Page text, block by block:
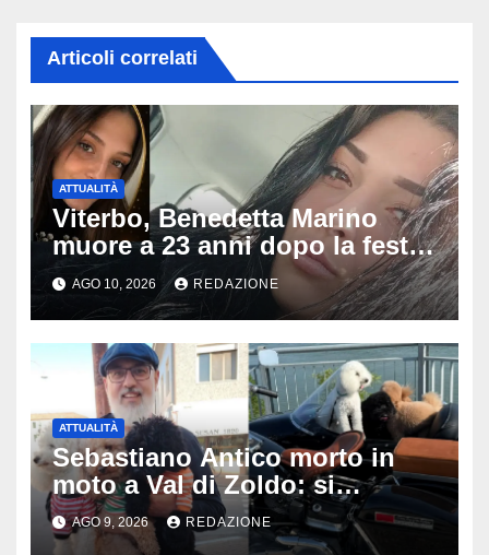
Articoli correlati
ATTUALITÀ
Viterbo, Benedetta Marino
muore a 23 anni dopo la festa
di compleanno: trovata senza
vita nell’ex consorzio, è giallo
sulle ultime ore
AGO 10, 2026 REDAZIONE
ATTUALITÀ
Sebastiano Antico morto in
moto a Val di Zoldo: si
schianta con il sidecar, salvi i
due cagnolini
AGO 9, 2026 REDAZIONE